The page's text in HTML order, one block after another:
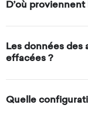
D’où
Les données
effacées ?
Quelle